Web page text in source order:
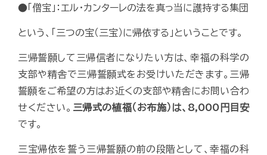
●「僧宝」：エル・カンターレの法を真っ当に護持する集団
という、「三つの宝（三宝）に帰依する」ということです。
三帰誓願して三帰信者になりたい方は、幸福の科学の
支部や精舎で三帰誓願式をお受けいただきます。三帰
誓願をご希望の方はお近くの支部や精舎にお問い合わ
せください。 三帰式の植福（お布施）は、8,000円目安
です。
三宝帰依を誓う三帰誓願の前の段階として、幸福の科